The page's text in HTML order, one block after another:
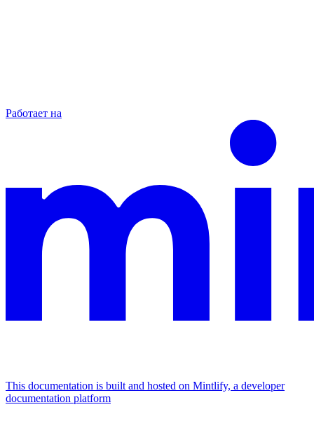
Работает на
This documentation is built and hosted on Mintlify, a developer
documentation platform